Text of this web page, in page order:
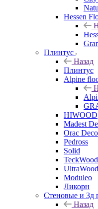
Hessen
Плинтус
Назад
Плинтус
Alpine
HIWOOD
Madest
Orac
Pedross
Solid
TeckWood
UltraWood
Moduleo
Ликорн
Стеновые и 3д
Назад